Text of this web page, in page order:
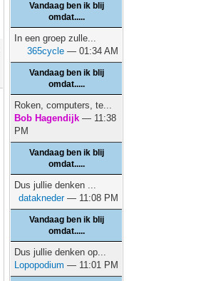
Vandaag ben ik blij
omdat.....
In een groep zulle...
365cycle — 01:34 AM
Vandaag ben ik blij
omdat.....
Roken, computers, te...
Bob Hagendijk — 11:38
PM
Vandaag ben ik blij
omdat.....
Dus jullie denken ...
datakneder— 11:08 PM
Vandaag ben ik blij
omdat.....
Dus jullie denken op...
Lopopodium — 11:01 PM